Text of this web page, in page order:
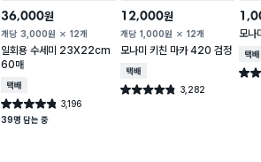
36,000원
개당 3,000원 12개
일회용 수세미 23X22cm
60매
택배배송
별점 4.8점 3,196
건 작성
39명 담는 중
12,000원
개당 1,000원 12개
모나미 키친 마카 420 검정
택배배송
별점 4.8점 3,282
건 작성
모나
택배
별점